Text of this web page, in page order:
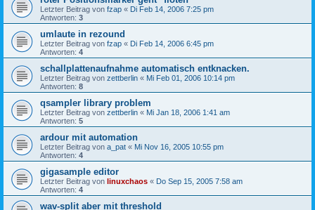
Letzter Beitrag von fzap « Di Feb 14, 2006 7:25 pm
Antworten: 3
umlaute in rezound
Letzter Beitrag von fzap « Di Feb 14, 2006 6:45 pm
Antworten: 4
schallplattenaufnahme automatisch entknacken.
Letzter Beitrag von zettberlin « Mi Feb 01, 2006 10:14 pm
Antworten: 8
qsampler library problem
Letzter Beitrag von zettberlin « Mi Jan 18, 2006 1:41 am
Antworten: 5
ardour mit automation
Letzter Beitrag von a_pat « Mi Nov 16, 2005 10:55 pm
Antworten: 4
gigasample editor
Letzter Beitrag von linuxchaos « Do Sep 15, 2005 7:58 am
Antworten: 4
wav-split aber mit threshold